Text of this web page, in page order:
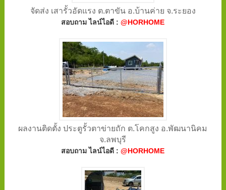
จัดส่ง เสารั้วอัดแรง ต.ตาขัน อ.บ้านค่าย จ.ระยอง
สอบถาม ไลน์ไอดี :@HORHOME
ผลงานติดตั้ง ประตูรั้วตาข่ายถัก ต.โคกสูง อ.พัฒนานิคม
จ.ลพบุรี
สอบถาม ไลน์ไอดี :@HORHOME